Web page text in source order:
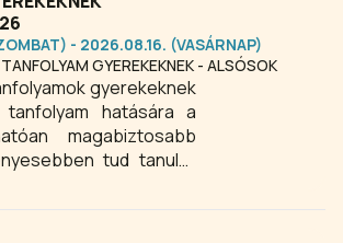
- 2026.08.16. (VASÁRNAP)
GYEREKEKNEK - ALSÓSOK
gyerekeknek
hatására a
magabiztosabb
tud tanulni,
gyorsabban